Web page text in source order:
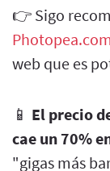
👉 Sigo
Photopea.com
web que es
📱 El precio
cae un 70%
"gigas más